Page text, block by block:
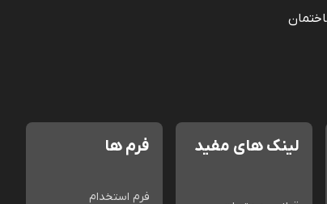
لینک های مفید فرم ها
فرم استخدام